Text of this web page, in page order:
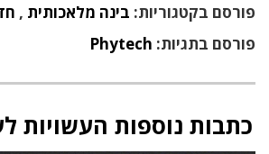
פורסם בקטגוריות: בינה מלאכותית ,
פורסם בתגיות: Phytech
כתבות נוספות העשויות